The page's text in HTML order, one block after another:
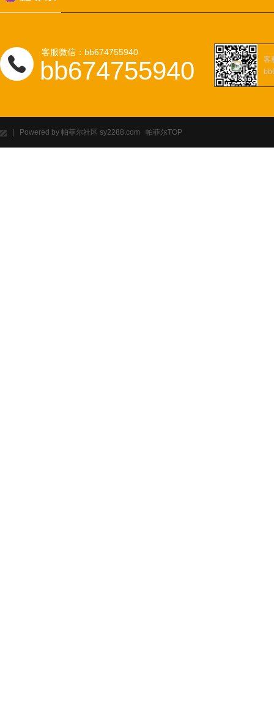
客服微信：bb674755940
bb674755940
客
| Powered by 帕菲尔社区 sy2288.com 帕菲尔TOP